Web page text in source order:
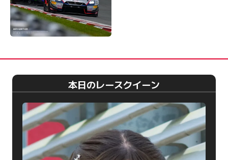
本日のレースクイーン